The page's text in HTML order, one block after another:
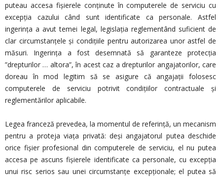
puteau accesa fişierele conţinute în computerele de serviciu cu
excepţia cazului când sunt identificate ca personale. Astfel
ingerinţa a avut temei legal, legislaţia reglementând suficient de
clar circumstanţele şi condiţiile pentru autorizarea unor astfel de
măsuri. Ingerinţa a fost desemnată să garanteze protecţia
”drepturilor … altora”, în acest caz a drepturilor angajatorilor, care
doreau în mod legitim să se asigure că angajaţii folosesc
computerele de serviciu potrivit condiţiilor contractuale şi
reglementărilor aplicabile.
Legea franceză prevedea, la momentul de referință, un mecanism
pentru a proteja viaţa privată: deşi angajatorul putea deschide
orice fişier profesional din computerele de serviciu, el nu putea
accesa pe ascuns fişierele identificate ca personale, cu excepţia
unui risc serios sau unei circumstanţe excepţionale; el putea să